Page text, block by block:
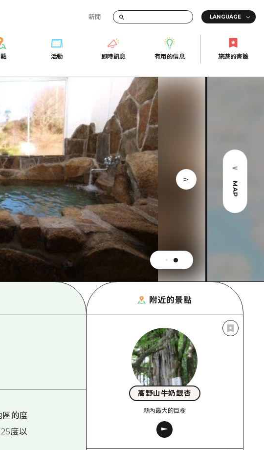
新聞
短途旅行
半天
一日遊
1晚2天
2晚3天
市內
了
周邊
口
活動
即時訊息
有用的信息
廣島好客通行證
廣島免費 Wi-Fi
面向外國遊客的街角旅遊信息中心
志願者指南
廣島視頻
常見問題
照片下載
災難發生期間的交通資訊
廣島縣觀光宣傳冊
旅遊的書籤
災難發生期間的交通資訊
MAP
的度
度以
附近的景點
高野山牛奶銀杏
縣內最大的巨樹